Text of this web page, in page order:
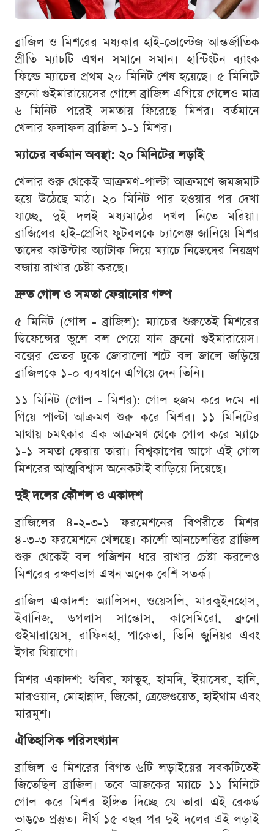
ব্রাজিল ও মিশরের মধ্যকার হাই-ভোল্টেজ আন্তর্জাতিক
প্রীতি ম্যাচটি এখন সমানে সমান। হান্টিংটন ব্যাংক
ফিল্ডে ম্যাচের প্রথম ২০ মিনিট শেষ হয়েছে। ৫ মিনিটে
ব্রুনো গুইমারায়েসের গোলে ব্রাজিল এগিয়ে গেলেও মাত্র
৬ মিনিট পরেই সমতায় ফিরেছে মিশর। বর্তমানে
খেলার ফলাফল ব্রাজিল ১-১ মিশর।
ম্যাচের বর্তমান অবস্থা: ২০ মিনিটের লড়াই
খেলার শুরু থেকেই আক্রমণ-পাল্টা আক্রমণে জমজমাট
হয়ে উঠেছে মাঠ। ২০ মিনিট পার হওয়ার পর দেখা
যাচ্ছে, দুই দলই মধ্যমাঠের দখল নিতে মরিয়া।
ব্রাজিলের হাই-প্রেসিং ফুটবলকে চ্যালেঞ্জ জানিয়ে মিশর
তাদের কাউন্টার অ্যাটাক দিয়ে ম্যাচে নিজেদের নিয়ন্ত্রণ
বজায় রাখার চেষ্টা করছে।
দ্রুত গোল ও সমতা ফেরানোর গল্প
৫ মিনিট (গোল - ব্রাজিল): ম্যাচের শুরুতেই মিশরের
ডিফেন্সের ভুলে বল পেয়ে যান ব্রুনো গুইমারায়েস।
বক্সের ভেতর ঢুকে জোরালো শটে বল জালে জড়িয়ে
ব্রাজিলকে ১-০ ব্যবধানে এগিয়ে দেন তিনি।
১১ মিনিট (গোল - মিশর): গোল হজম করে দমে না
গিয়ে পাল্টা আক্রমণ শুরু করে মিশর। ১১ মিনিটের
মাথায় চমৎকার এক আক্রমণ থেকে গোল করে ম্যাচে
১-১ সমতা ফেরায় তারা। বিশ্বকাপের আগে এই গোল
মিশরের আত্মবিশ্বাস অনেকটাই বাড়িয়ে দিয়েছে।
দুই দলের কৌশল ও একাদশ
ব্রাজিলের ৪-২-৩-১ ফরমেশনের বিপরীতে মিশর
৪-৩-৩ ফরমেশনে খেলছে। কার্লো আনচেলত্তির ব্রাজিল
শুরু থেকেই বল পজিশন ধরে রাখার চেষ্টা করলেও
মিশরের রক্ষণভাগ এখন অনেক বেশি সতর্ক।
ব্রাজিল একাদশ: অ্যালিসন, ওয়েসলি, মারকুইনহোস,
ইবানিজ, ডগলাস সান্তোস, কাসেমিরো, ব্রুনো
গুইমারায়েস, রাফিনহা, পাকেতা, ভিনি জুনিয়র এবং
ইগর থিয়াগো।
মিশর একাদশ: শুবির, ফাতুহ, হামদি, ইয়াসের, হানি,
মারওয়ান, মোহান্নাদ, জিকো, ত্রেজেগুয়েত, হাইথাম এবং
মারমুশ।
ঐতিহাসিক পরিসংখ্যান
ব্রাজিল ও মিশরের বিগত ৬টি লড়াইয়ের সবকটিতেই
জিতেছিল ব্রাজিল। তবে আজকের ম্যাচে ১১ মিনিটে
গোল করে মিশর ইঙ্গিত দিচ্ছে যে তারা এই রেকর্ড
ভাঙতে প্রস্তুত। দীর্ঘ ১৫ বছর পর দুই দলের এই লড়াই